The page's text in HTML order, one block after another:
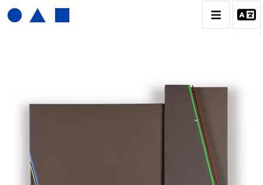
JOËL FROMENT
CATALOGUE DES OEUVRES